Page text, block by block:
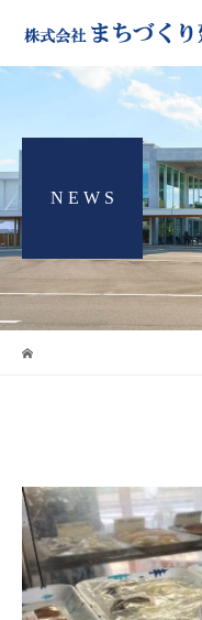
N E W S